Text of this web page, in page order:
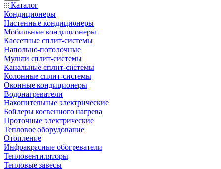
Каталог
Кондиционеры
Настенные кондиционеры
Мобильные кондиционеры
Кассетные сплит-системы
Напольно-потолочные
Мульти сплит-системы
Канальные сплит-системы
Колонные сплит-системы
Оконные кондиционеры
Водонагреватели
Накопительные электрические
Бойлеры косвенного нагрева
Проточные электрические
Тепловое оборудование
Отопление
Инфракрасные обогреватели
Тепловентиляторы
Тепловые завесы